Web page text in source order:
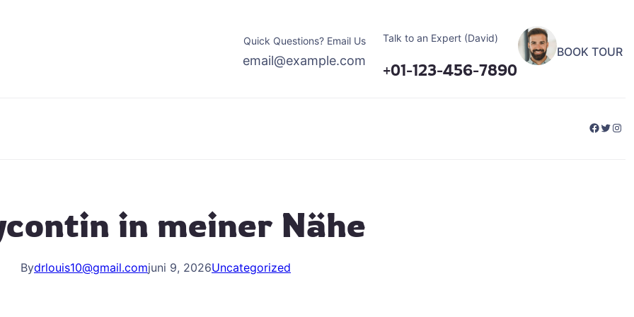
Quick Questions? Email Us
email@example.com
Talk to an Expert (David)
+01-123-456-7890
BOOK TOUR
in meiner Nähe
Bydrlouis10@gmail.comjuni 9, 2026Uncategorized